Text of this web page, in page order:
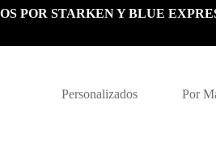
POR STARKEN Y BLUE
Personalizados Por